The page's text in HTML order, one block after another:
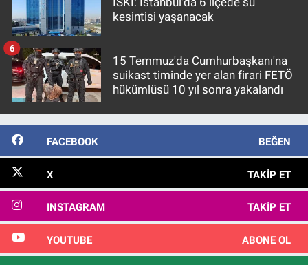
kesintisi yaşanacak
15 Temmuz'da Cumhurbaşkanı'na
suikast timinde yer alan firari FETÖ
hükümlüsü 10 yıl sonra yakalandı
6
FACEBOOK BEĞEN
X TAKIP ET
INSTAGRAM TAKIP ET
YOUTUBE ABONE OL